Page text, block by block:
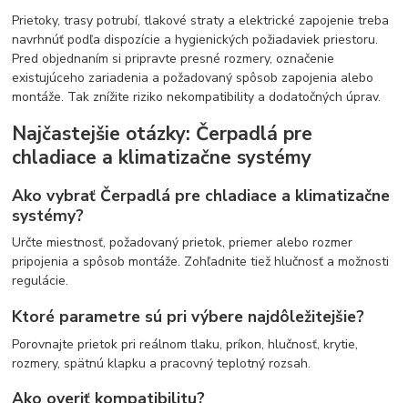
Prietoky, trasy potrubí, tlakové straty a elektrické zapojenie treba
navrhnúť podľa dispozície a hygienických požiadaviek priestoru.
Pred objednaním si pripravte presné rozmery, označenie
existujúceho zariadenia a požadovaný spôsob zapojenia alebo
montáže. Tak znížite riziko nekompatibility a dodatočných úprav.
Najčastejšie otázky: Čerpadlá pre
chladiace a klimatizačne systémy
Ako vybrať Čerpadlá pre chladiace a klimatizačne
systémy?
Určte miestnosť, požadovaný prietok, priemer alebo rozmer
pripojenia a spôsob montáže. Zohľadnite tiež hlučnosť a možnosti
regulácie.
Ktoré parametre sú pri výbere najdôležitejšie?
Porovnajte prietok pri reálnom tlaku, príkon, hlučnosť, krytie,
rozmery, spätnú klapku a pracovný teplotný rozsah.
Ako overiť kompatibilitu?